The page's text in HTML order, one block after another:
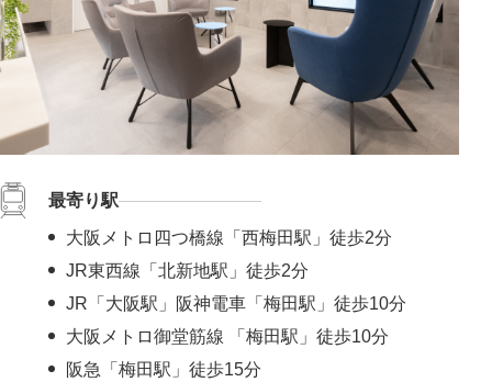
最寄り駅
大阪メトロ四つ橋線「西梅田駅」徒歩2分
JR東西線「北新地駅」徒歩2分
JR「大阪駅」阪神電車「梅田駅」徒歩10分
大阪メトロ御堂筋線 「梅田駅」徒歩10分
阪急「梅田駅」徒歩15分